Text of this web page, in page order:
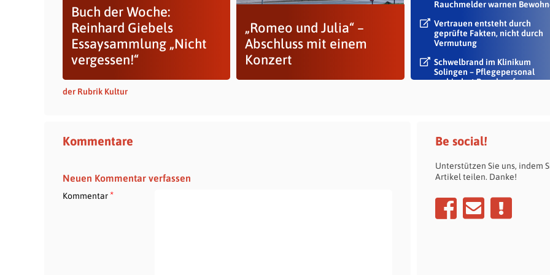
Buch der Woche:
Reinhard Giebels
Essaysammlung „Nicht
vergessen!“
„Romeo und Julia“ –
Abschluss mit einem
Konzert
Rauchmelder warnen
Vertrauen entsteht durch
geprüfte Fakten, nicht durch
Vermutung
Schwelbrand im Klinikum
Solingen – Pflegepersonal
verhindert Rauch auf...
der Rubrik Kultur
Kommentare
Neuen Kommentar verfassen
Kommentar*
Be social!
Unterstützen Sie uns, indem
Artikel teilen. Danke!